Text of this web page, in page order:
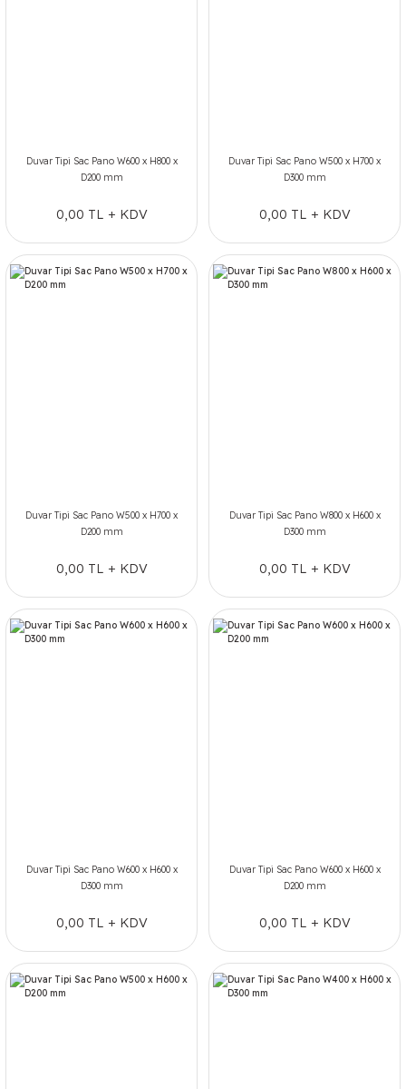
Duvar Tipi Sac Pano W600 x H800 x
D200 mm
0,00 TL + KDV
Duvar Tipi Sac Pano W500 x H700 x
D300 mm
0,00 TL + KDV
Duvar Tipi Sac Pano W500 x H700 x
D200 mm
0,00 TL + KDV
Duvar Tipi Sac Pano W800 x H600 x
D300 mm
0,00 TL + KDV
Duvar Tipi Sac Pano W600 x H600 x
D300 mm
0,00 TL + KDV
Duvar Tipi Sac Pano W600 x H600 x
D200 mm
0,00 TL + KDV